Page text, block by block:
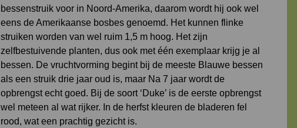
bessenstruik voor in Noord-Amerika, daarom wordt hij ook wel
eens de Amerikaanse bosbes genoemd. Het kunnen flinke
struiken worden van wel ruim 1,5 m hoog. Het zijn
zelfbestuivende planten, dus ook met één exemplaar krijg je al
bessen. De vruchtvorming begint bij de meeste Blauwe bessen
als een struik drie jaar oud is, maar Na 7 jaar wordt de
opbrengst echt goed. Bij de soort ‘Duke’ is de eerste opbrengst
wel meteen al wat rijker. In de herfst kleuren de bladeren fel
rood, wat een prachtig gezicht is.